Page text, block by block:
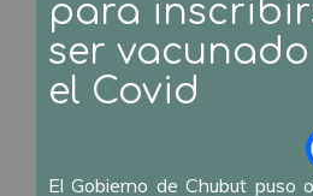
para
ser
el Covid
El Gobierno de Chubut puso